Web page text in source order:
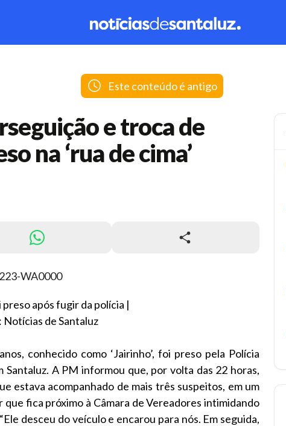
Este conteúdo é antigo
e troca de
na ‘rua de cima’
após fugir da polícia |
Notícias de Santaluz
conhecido como ‘Jairinho’, foi preso pela Polícia
A PM informou que, por volta das 22 horas,
estava acompanhado de mais três suspeitos, em um
fica próximo à Câmara de Vereadores intimidando
desceu do veículo e encarou para nós. Em seguida,